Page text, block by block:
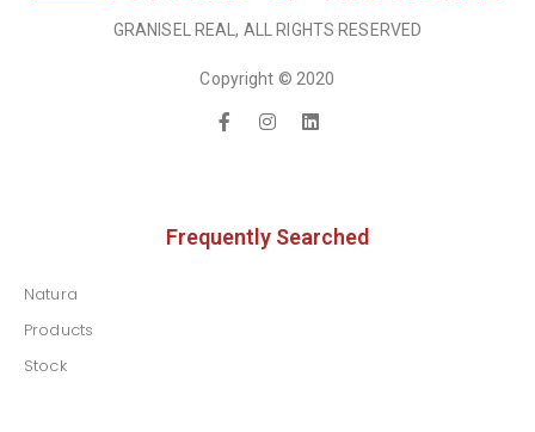
GRANISEL REAL, ALL RIGHTS RESERVED
Copyright © 2020
Frequently Searched
Natura
Products
Stock